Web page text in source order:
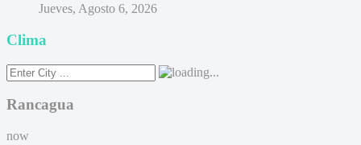
Jueves, Agosto 6, 2026
Clima
Rancagua
now